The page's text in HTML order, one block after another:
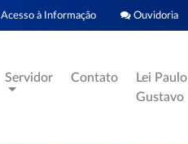
Ouvidoria
Acesso à Informação
Servidor Contato
Lei Paulo
Gustavo